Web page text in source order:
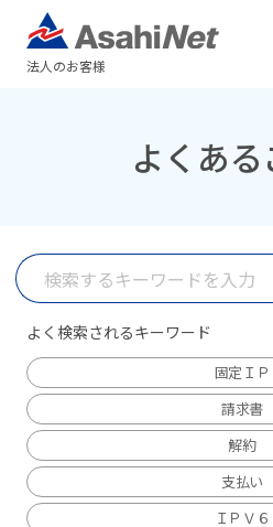
法人のお客様
よくあ
よく検索されるキーワード
固定ＩＰ
請求書
解約
支払い
ＩＰＶ６